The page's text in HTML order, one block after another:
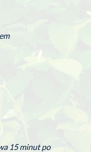
15 minut po